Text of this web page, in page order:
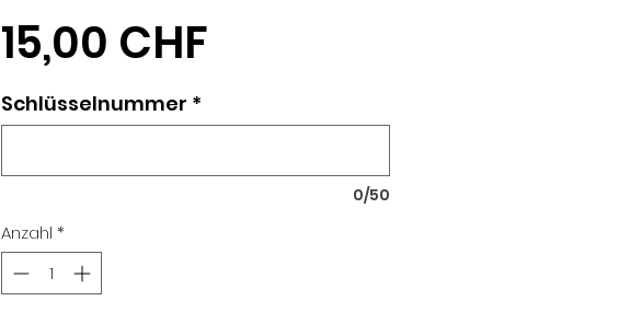
15,00 CHFPreis
Schlüsselnummer *
0/50
Anzahl *